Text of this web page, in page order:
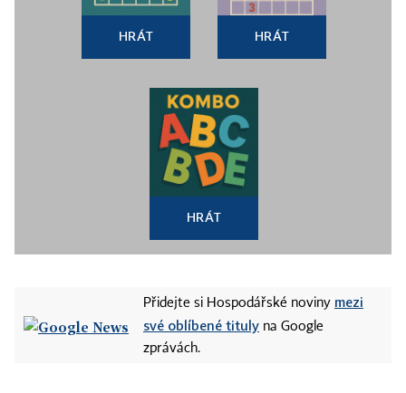
HRÁT HRÁT
HRÁT
Přidejte si Hospodářské noviny mezi
své oblíbené tituly na Google
zprávách.